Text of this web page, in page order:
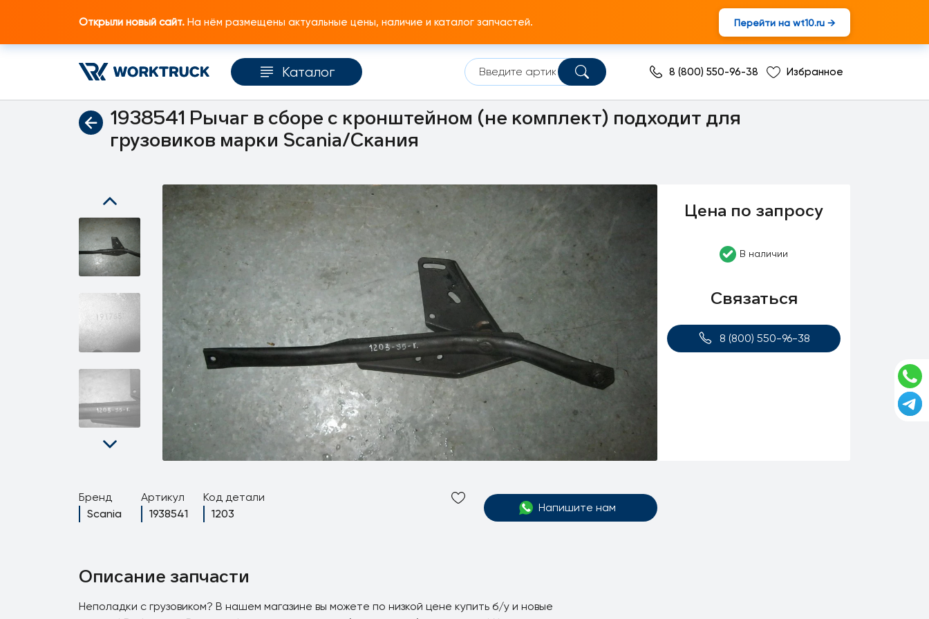
Открыли новый сайт. На нём размещены актуальные цены, наличие и каталог запчастей. Перейти на wt10.ru →
Каталог 8 (800) 550-96-38 Избранное
Главная Каталог запчастей Коробка передач Рычаги переключения
1938541 Рычаг в сборе с кронштейном (не комплект) подходит для
грузовиков марки Scania/Скания
Бренд
Scania
Артикул
1938541
Код детали
1203
Напишите нам
Цена по запросу
В наличии
Связаться
8 (800) 550-96-38
Описание запчасти
Неполадки с грузовиком? В нашем магазине вы можете по низкой цене купить б/у и новые